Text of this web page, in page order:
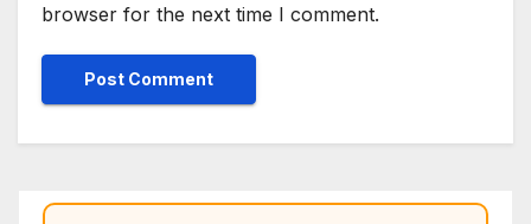
browser for the next time I comment.